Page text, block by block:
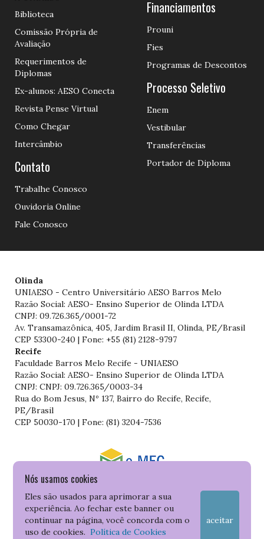
Nós usamos cookies
Eles são usados para aprimorar a sua
experiência. Ao fechar este banner ou
continuar na página, você concorda com o
uso de cookies.Política de Cookies
aceitar
Biblioteca
Comissão Própria de
Avaliação
Requerimentos de
Diplomas
Ex-alunos: AESO Conecta
Revista Pense Virtual
Como Chegar
Intercâmbio
Contato
Trabalhe Conosco
Ouvidoria Online
Fale Conosco
Financiamentos
Prouni
Fies
Programas de Descontos
Processo Seletivo
Enem
Vestibular
Transferências
Portador de Diploma
Olinda
UNIAESO - Centro Universitário AESO Barros Melo
Razão Social: AESO- Ensino Superior de Olinda LTDA
CNPJ: 09.726.365/0001-72
Av. Transamazônica, 405, Jardim Brasil II, Olinda, PE/Brasil
CEP 53300-240 | Fone: +55 (81) 2128-9797
Recife
Faculdade Barros Melo Recife - UNIAESO
Razão Social: AESO- Ensino Superior de Olinda LTDA
CNPJ: CNPJ: 09.726.365/0003-34
Rua do Bom Jesus, Nº 137, Bairro do Recife, Recife,
PE/Brasil
CEP 50030-170 | Fone: (81) 3204-7536
Consulte o cadastro da Instituição no Sistema do e-MEC